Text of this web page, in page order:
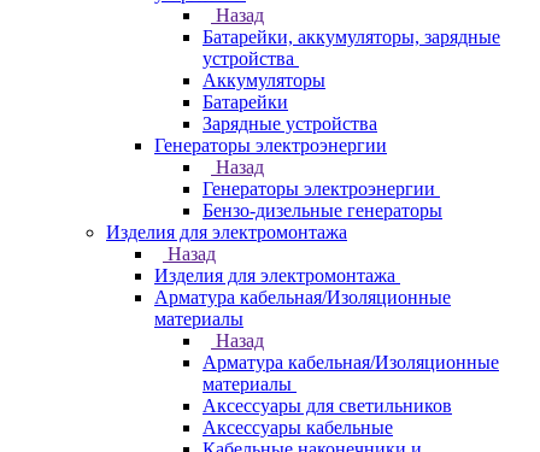
Назад
Батарейки, аккумуляторы, зарядные
устройства
Аккумуляторы
Батарейки
Зарядные устройства
Генераторы электроэнергии
Назад
Генераторы электроэнергии
Бензо-дизельные генераторы
Изделия для электромонтажа
Назад
Изделия для электромонтажа
Арматура кабельная/Изоляционные
материалы
Назад
Арматура кабельная/Изоляционные
материалы
Аксессуары для светильников
Аксессуары кабельные